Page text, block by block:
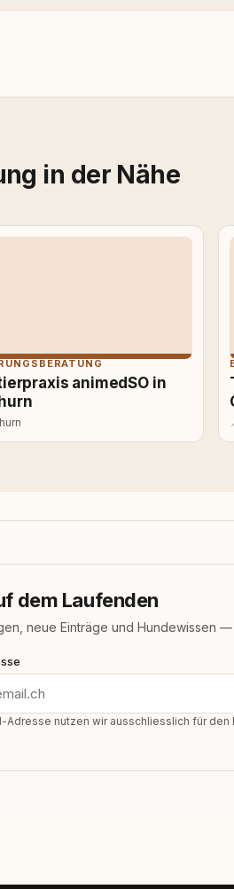
in der Nähe
animedSO in
dem Laufenden
neue Einträge und Hundewissen
Adresse nutzen wir ausschliesslich für